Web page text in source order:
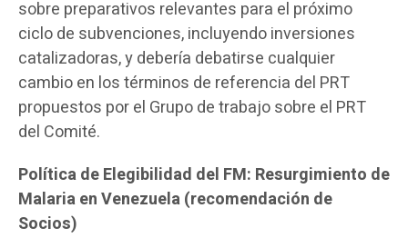
sobre preparativos relevantes para el próximo
ciclo de subvenciones, incluyendo inversiones
catalizadoras, y debería debatirse cualquier
cambio en los términos de referencia del PRT
propuestos por el Grupo de trabajo sobre el PRT
del Comité.
Política de Elegibilidad del FM: Resurgimiento de
Malaria en Venezuela (recomendación de
Socios)